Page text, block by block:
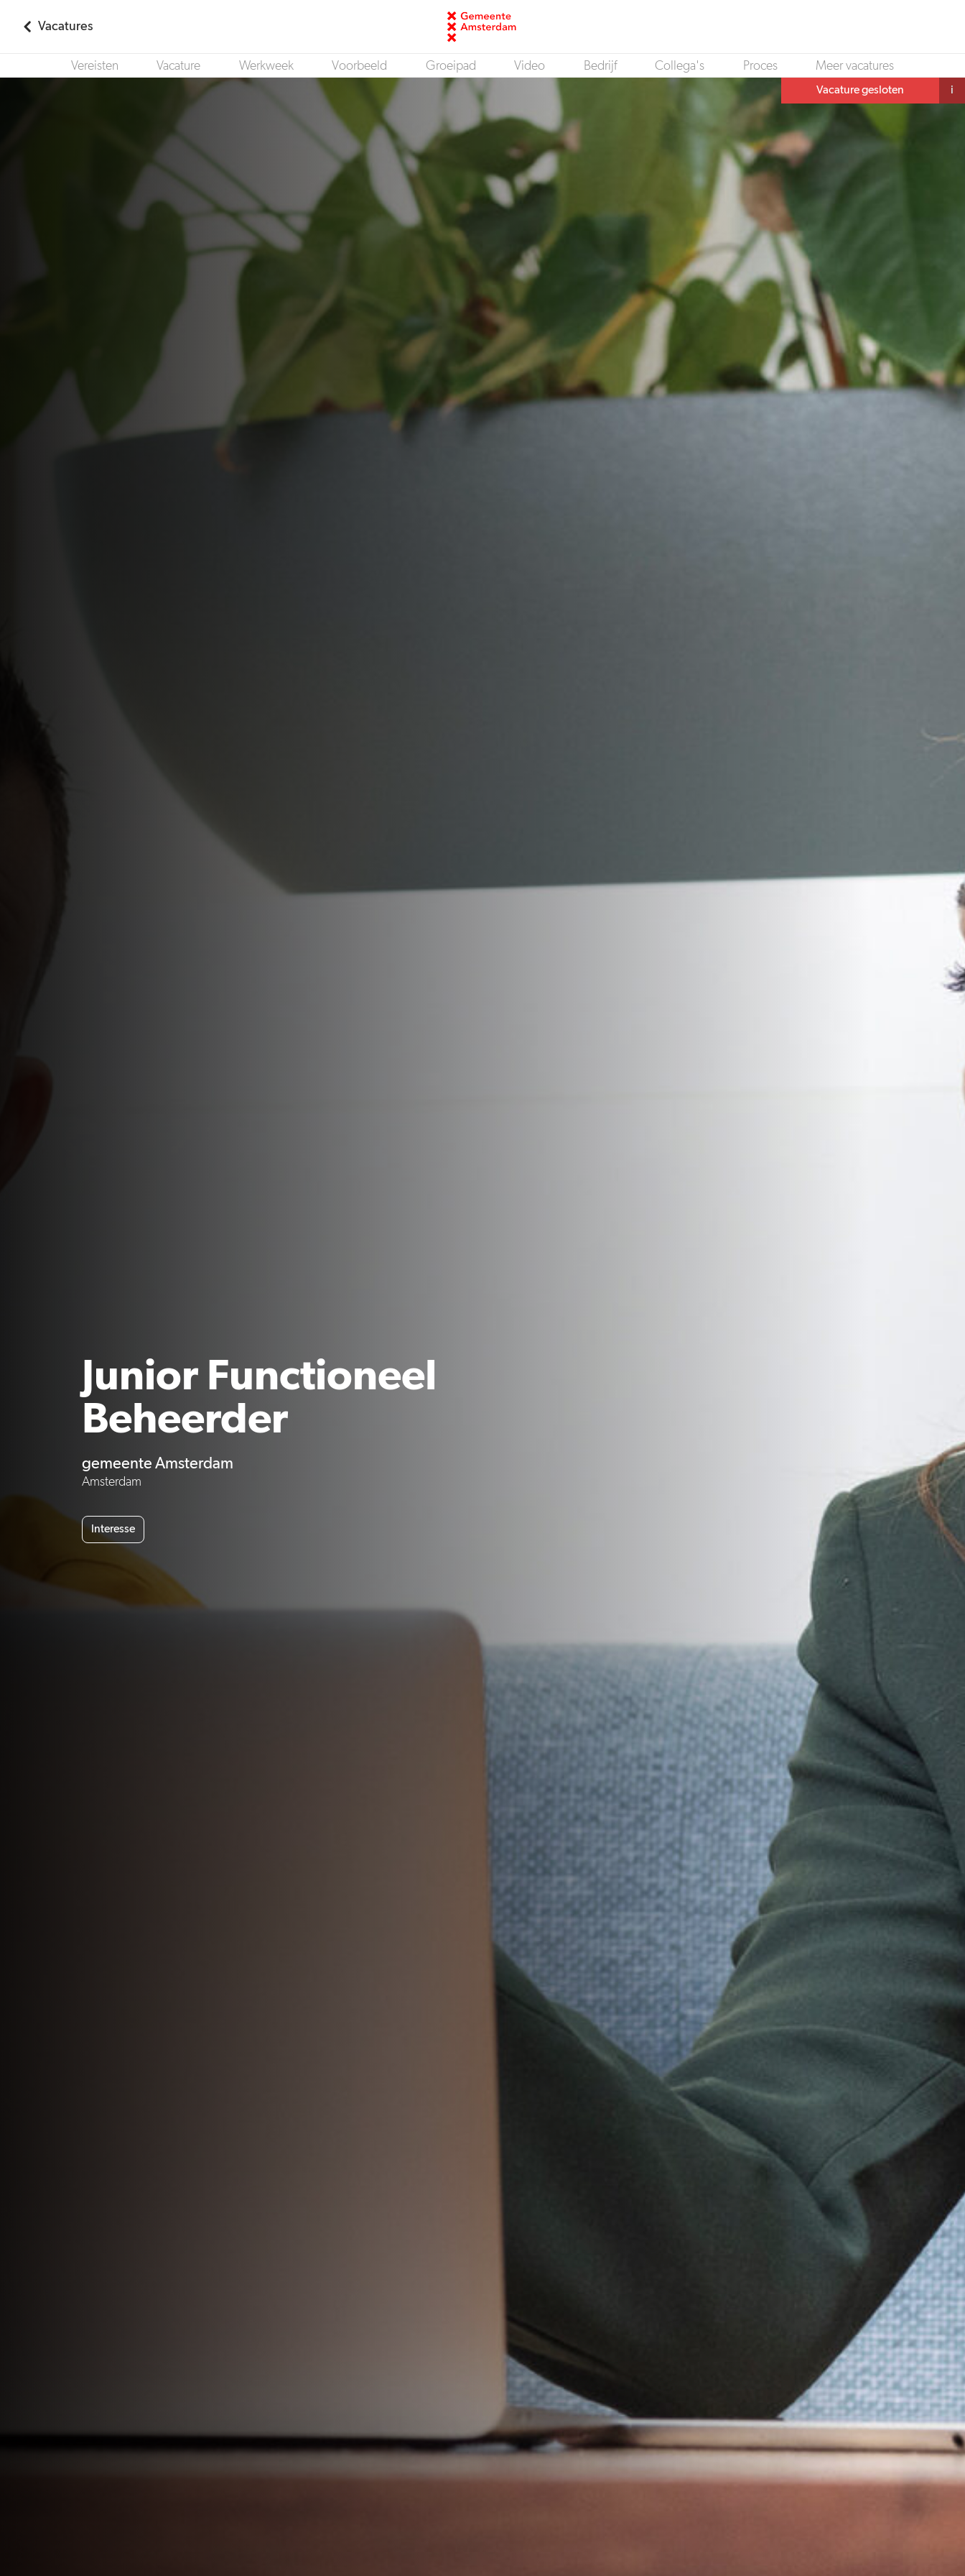
Vacatures
Junior Functioneel Beheerder
Vereisten Vacature Werkweek Voorbeeld Groeipad Video Bedrijf Collega's Proces Meer vacatures
Vacature gesloten i
Junior Functioneel
Beheerder
gemeente Amsterdam
Amsterdam
Interesse